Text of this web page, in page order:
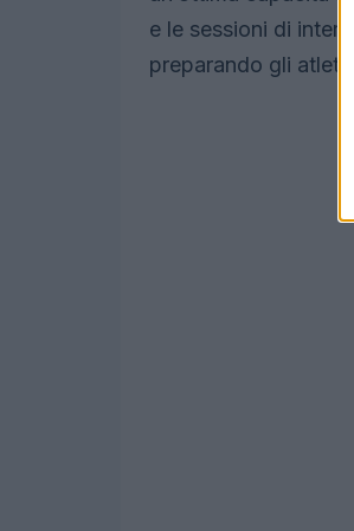
e le sessioni di
preparando gli atleti